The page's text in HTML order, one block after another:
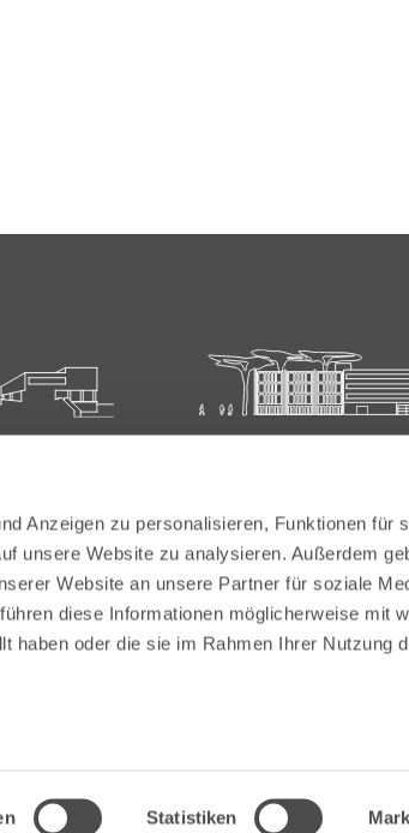
Anzeigen zu personalisieren, Funktionen für
unsere Website zu analysieren. Außerdem
Website an unsere Partner für soziale
diese Informationen möglicherweise mit
haben oder die sie im Rahmen Ihrer Nutzung
Statistiken
61231 Bad Nauheim
Tel: +49 6032 782-100
Fax: +49 6032 782-180
Sitemap Barrierefreiheit